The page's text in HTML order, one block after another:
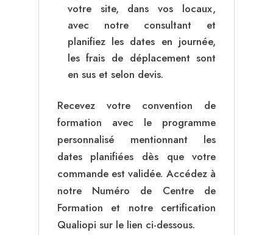
votre site, dans vos locaux,
avec notre consultant et
planifiez les dates en journée,
les frais de déplacement sont
en sus et selon devis.
Recevez votre convention de
formation avec le programme
personnalisé mentionnant les
dates planifiées dès que votre
commande est validée. Accédez à
notre Numéro de Centre de
Formation et notre certification
Qualiopi sur le lien ci-dessous.